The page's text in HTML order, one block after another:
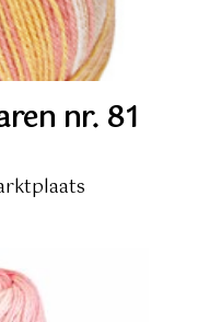
nr. 81